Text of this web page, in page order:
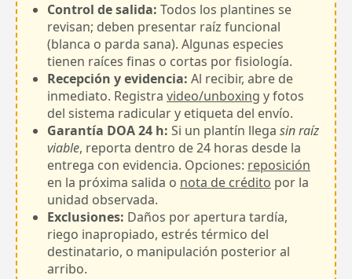
Control de salida: Todos los plantines se
revisan; deben presentar raíz funcional
(blanca o parda sana). Algunas especies
tienen raíces finas o cortas por fisiología.
Recepción y evidencia: Al recibir, abre de
inmediato. Registra video/unboxing y fotos
del sistema radicular y etiqueta del envío.
Garantía DOA 24 h: Si un plantín llega sin raíz
viable, reporta dentro de 24 horas desde la
entrega con evidencia. Opciones: reposición
en la próxima salida o nota de crédito por la
unidad observada.
Exclusiones: Daños por apertura tardía,
riego inapropiado, estrés térmico del
destinatario, o manipulación posterior al
arribo.